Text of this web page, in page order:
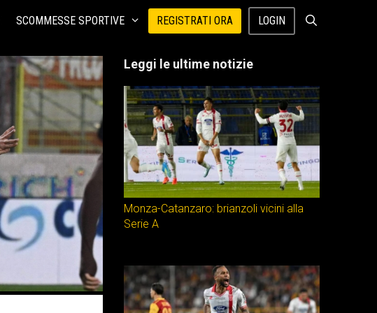
SCOMMESSE SPORTIVE REGISTRATI ORA LOGIN
Leggi le ultime notizie
Monza-Catanzaro: brianzoli vicini alla
Serie A